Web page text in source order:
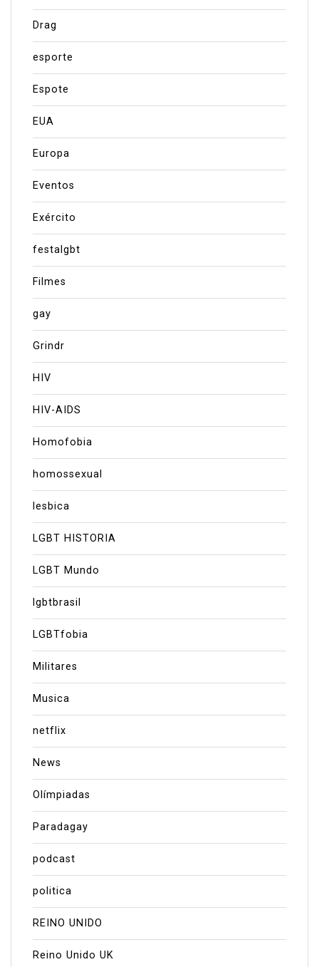
Drag
esporte
Espote
EUA
Europa
Eventos
Exército
festalgbt
Filmes
gay
Grindr
HIV
HIV-AIDS
Homofobia
homossexual
lesbica
LGBT HISTORIA
LGBT Mundo
lgbtbrasil
LGBTfobia
Militares
Musica
netflix
News
Olímpiadas
Paradagay
podcast
politica
REINO UNIDO
Reino Unido UK